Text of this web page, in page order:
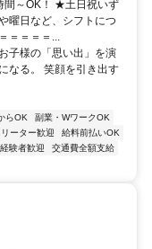
間～OK！ ★土日祝いず
曜日など、シフトにつ
＝＝＝＝...
子様の「思い出」を演
なる。 笑顔を引き出す
らOK
副業・WワークOK
リーター歓迎
給料前払いOK
験者歓迎
交通費全額支給